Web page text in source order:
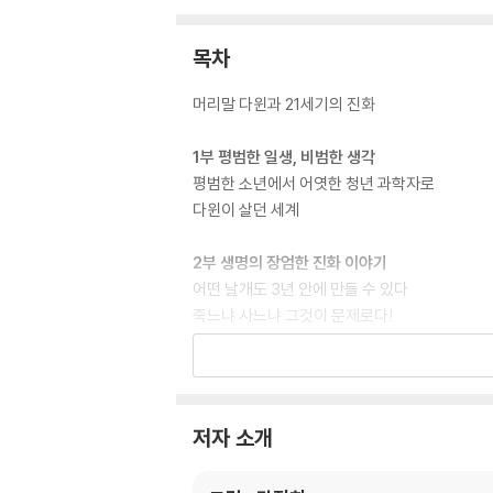
목차
머리말 다윈과 21세기의 진화
1부 평범한 일생, 비범한 생각
평범한 소년에서 어엿한 청년 과학자로
다윈이 살던 세계
2부 생명의 장엄한 진화 이야기
어떤 날개도 3년 안에 만들 수 있다
죽느냐 사느냐 그것이 문제로다!
진화의 비밀, 자연선택
생물학의 시대 20세기
저자 소개